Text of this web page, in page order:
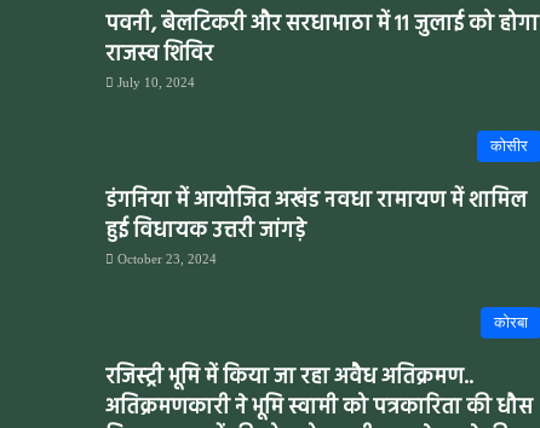
पवनी, बेलटिकरी और सरधाभाठा में 11 जुलाई को होगा
राजस्व शिविर
July 10, 2024
कोसीर
डंगनिया में आयोजित अखंड नवधा रामायण में शामिल
हुई विधायक उत्तरी जांगड़े
October 23, 2024
कोरबा
रजिस्ट्री भूमि में किया जा रहा अवैध अतिक्रमण..
अतिक्रमणकारी ने भूमि स्वामी को पत्रकारिता की धौस